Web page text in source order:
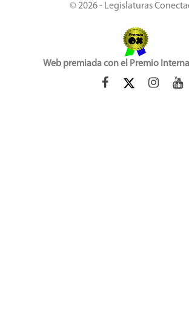
© 2026 - Legislaturas
Web premiada con el Premio